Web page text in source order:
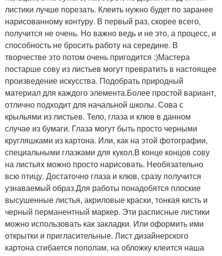
листики лучше порезать. Клеить нужно будет по заранее
нарисованному контуру. В первый раз, скорее всего,
получится не очень. Но важно ведь и не это, а процесс, и
способность не бросить работу на середине. В
творчестве это потом очень пригодится :)Мастера
постарше сову из листьев могут превратить в настоящее
произведение искусства. Подобрать природный
материал для каждого элемента.Более простой вариант,
отлично подходит для начальной школы. Сова с
крыльями из листьев. Тело, глаза и клюв в данном
случае из бумаги. Глаза могут быть просто черными
кругляшками из картона. Или, как на этой фотографии,
специальными глазками для кукол.В конце концов сову
на листьях можно просто нарисовать. Необязательно
всю птицу. Достаточно глаза и клюв, сразу получится
узнаваемый образ.Для работы понадобятся плоские
высушенные листья, акриловые краски, тонкая кисть и
черный перманентный маркер. Эти расписные листики
можно использовать как закладки. Или оформить ими
открытки и пригласительные. Лист дизайнерского
картона сгибается пополам, на обложку клеится наша